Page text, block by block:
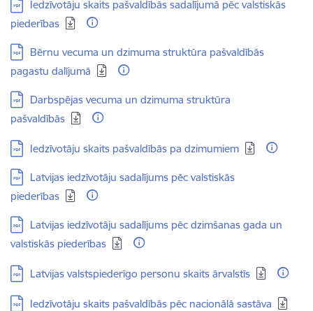
Lejupielādēt:
Iedzīvotāju skaits pašvaldībās sadalījumā pēc valstiskās
piederības
Lejupielādēt:
Bērnu vecuma un dzimuma struktūra pašvaldībās
pagastu dalījumā
Lejupielādēt:
Darbspējas vecuma un dzimuma struktūra
pašvaldībās
Lejupielādēt:
Iedzīvotāju skaits pašvaldībās pa dzimumiem
Lejupielādēt:
Latvijas iedzīvotāju sadalījums pēc valstiskās
piederības
Lejupielādēt:
Latvijas iedzīvotāju sadalījums pēc dzimšanas gada un
valstiskās piederības
Lejupielādēt:
Latvijas valstspiederīgo personu skaits ārvalstīs
Lejupielādēt:
Iedzīvotāju skaits pašvaldībās pēc nacionālā sastāva